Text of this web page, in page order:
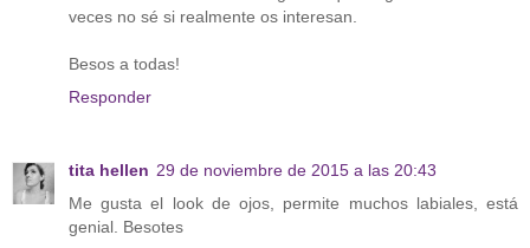
veces no sé si realmente os interesan.
Besos a todas!
Responder
tita hellen 29 de noviembre de 2015 a las 20:43
Me gusta el look de ojos, permite muchos labiales, está
genial. Besotes